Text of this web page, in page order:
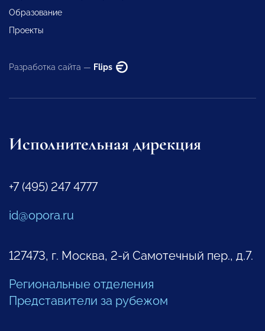
Образование
Проекты
Разработка сайта — Flips
Исполнительная дирекция
+7 (495) 247 4777
id@opora.ru
127473, г. Москва, 2-й Самотечный пер., д.7.
Региональные отделения
Представители за рубежом